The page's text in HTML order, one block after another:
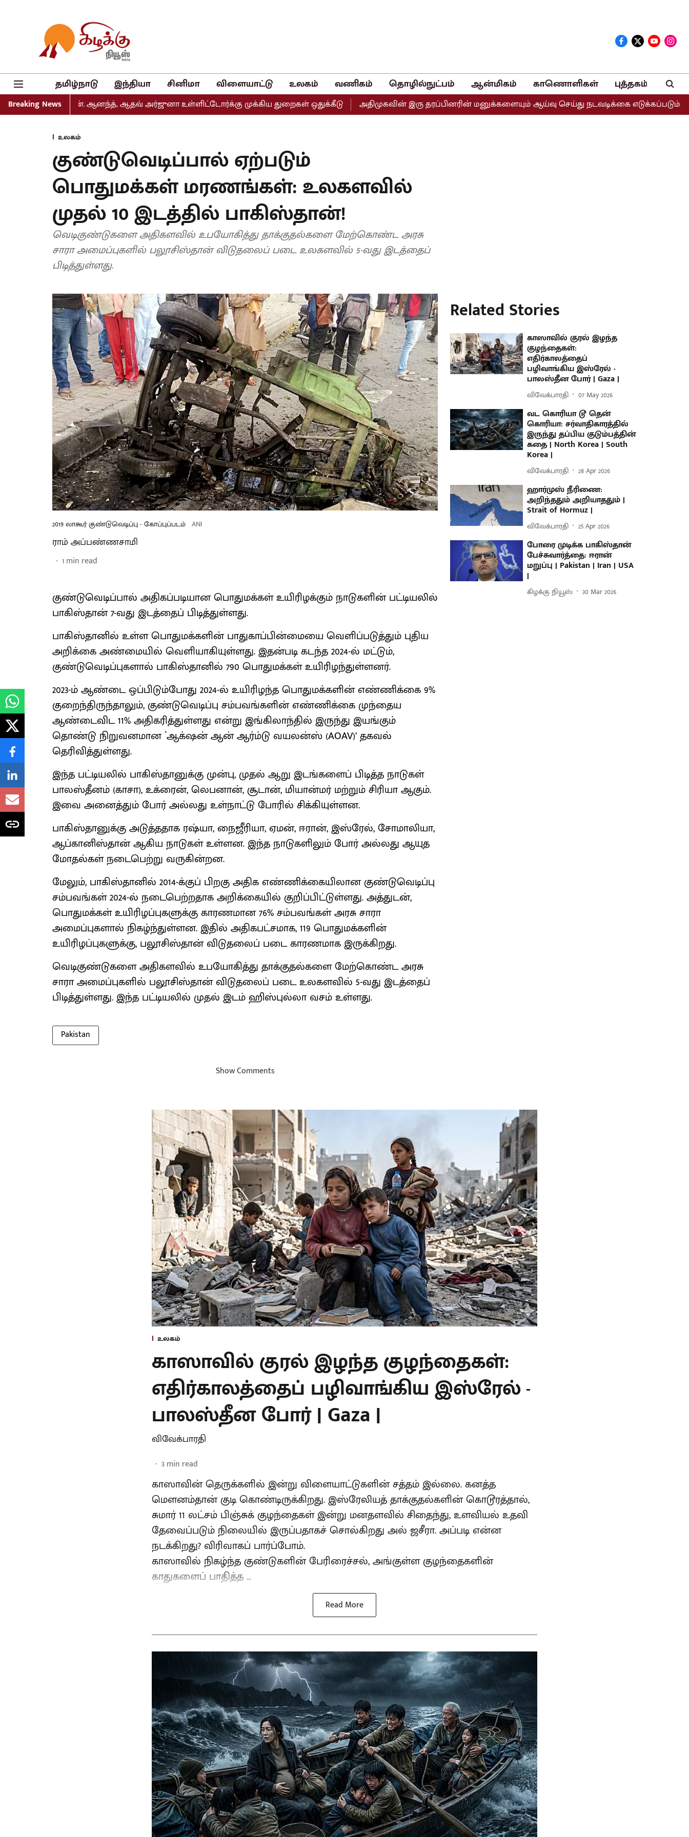
தமிழ்நாடு இந்தியா சினிமா விளையாட்டு உலகம் வணிகம் தொழில்நுட்பம் ஆன்மிகம் காணொளிகள் புத்தகம்
Breaking News
விஜய், என். ஆனந்த், ஆதவ் அர்ஜுனா உள்ளிட்டோர்க்கு முக்கிய துறைகள் ஒதுக்கீடு அதிமுகவின் இரு தரப்பினரின் மனுக்களையும் ஆய்வு செய்து நடவடிக்கை எடுக்கப்படும்: சபாநாயகர்
உலகம்
குண்டுவெடிப்பால் ஏற்படும்
பொதுமக்கள் மரணங்கள்: உலகளவில்
முதல் 10 இடத்தில் பாகிஸ்தான்!
வெடிகுண்டுகளை அதிகளவில் உபயோகித்து தாக்குதல்களை மேற்கொண்ட அரசு
சாரா அமைப்புகளில் பலூசிஸ்தான் விடுதலைப் படை உலகளவில் 5-வது இடத்தைப்
பிடித்துள்ளது.
2019 லாகூர் குண்டுவெடிப்பு - கோப்புப்படம் ANI
ராம் அப்பண்ணசாமி
1min read
குண்டுவெடிப்பால் அதிகப்படியான பொதுமக்கள் உயிரிழக்கும் நாடுகளின் பட்டியலில்
பாகிஸ்தான் 7-வது இடத்தைப் பிடித்துள்ளது.
பாகிஸ்தானில் உள்ள பொதுமக்களின் பாதுகாப்பின்மையை வெளிப்படுத்தும் புதிய
அறிக்கை அண்மையில் வெளியாகியுள்ளது. இதன்படி கடந்த 2024-ல் மட்டும்,
குண்டுவெடிப்புகளால் பாகிஸ்தானில் 790 பொதுமக்கள் உயிரிழந்துள்ளனர்.
2023-ம் ஆண்டை ஒப்பிடும்போது 2024-ல் உயிரிழந்த பொதுமக்களின் எண்ணிக்கை 9%
குறைந்திருந்தாலும், குண்டுவெடிப்பு சம்பவங்களின் எண்ணிக்கை முந்தைய
ஆண்டைவிட 11% அதிகரித்துள்ளது என்று இங்கிலாந்தில் இருந்து இயங்கும்
தொண்டு நிறுவனமான `ஆக்‌ஷன் ஆன் ஆர்ம்டு வயலன்ஸ் (AOAV)’ தகவல்
தெரிவித்துள்ளது.
இந்த பட்டியலில் பாகிஸ்தானுக்கு முன்பு, முதல் ஆறு இடங்களைப் பிடித்த நாடுகள்
பாலஸ்தீனம் (காசா), உக்ரைன், லெபனான், சூடான், மியான்மர் மற்றும் சிரியா ஆகும்.
இவை அனைத்தும் போர் அல்லது உள்நாட்டு போரில் சிக்கியுள்ளன.
பாகிஸ்தானுக்கு அடுத்ததாக ரஷ்யா, நைஜீரியா, ஏமன், ஈரான், இஸ்ரேல், சோமாலியா,
ஆப்கானிஸ்தான் ஆகிய நாடுகள் உள்ளன. இந்த நாடுகளிலும் போர் அல்லது ஆயுத
மோதல்கள் நடைபெற்று வருகின்றன.
மேலும், பாகிஸ்தானில் 2014-க்குப் பிறகு அதிக எண்ணிக்கையிலான குண்டுவெடிப்பு
சம்பவங்கள் 2024-ல் நடைபெற்றதாக அறிக்கையில் குறிப்பிட்டுள்ளது. அத்துடன்,
பொதுமக்கள் உயிரிழப்புகளுக்கு காரணமான 76% சம்பவங்கள் அரசு சாரா
அமைப்புகளால் நிகழ்ந்துள்ளன. இதில் அதிகபட்சமாக, 119 பொதுமக்களின்
உயிரிழப்புகளுக்கு, பலூசிஸ்தான் விடுதலைப் படை காரணமாக இருக்கிறது.
வெடிகுண்டுகளை அதிகளவில் உபயோகித்து தாக்குதல்களை மேற்கொண்ட அரசு
சாரா அமைப்புகளில் பலூசிஸ்தான் விடுதலைப் படை உலகளவில் 5-வது இடத்தைப்
பிடித்துள்ளது. இந்த பட்டியலில் முதல் இடம் ஹிஸ்புல்லா வசம் உள்ளது.
Pakistan
Show Comments
Related Stories
காஸாவில் குரல் இழந்த
குழந்தைகள்:
எதிர்காலத்தைப்
பழிவாங்கிய இஸ்ரேல் -
பாலஸ்தீன போர் | Gaza |
விவேக்பாரதி 07 May 2026
வட கொரியா டூ தென்
கொரியா: சர்வாதிகாரத்தில்
இருந்து தப்பிய குடும்பத்தின்
கதை | North Korea | South
Korea |
விவேக்பாரதி 28 Apr 2026
ஹார்முஸ் நீரிணை:
அறிந்ததும் அறியாததும் |
Strait of Hormuz |
விவேக்பாரதி 25 Apr 2026
போரை முடிக்க பாகிஸ்தான்
பேச்சுவார்த்தை: ஈரான்
மறுப்பு | Pakistan | Iran | USA
|
கிழக்கு நியூஸ் 30 Mar 2026
உலகம்
காஸாவில் குரல் இழந்த குழந்தைகள்:
எதிர்காலத்தைப் பழிவாங்கிய இஸ்ரேல் -
பாலஸ்தீன போர் | Gaza |
விவேக்பாரதி
3min read
காஸாவின் தெருக்களில் இன்று விளையாட்டுகளின் சத்தம் இல்லை. கனத்த
மௌனம்தான் குடி கொண்டிருக்கிறது. இஸ்ரேலியத் தாக்குதல்களின் கொடூரத்தால்,
சுமார் 11 லட்சம் பிஞ்சுக் குழந்தைகள் இன்று மனதளவில் சிதைந்து, உளவியல் உதவி
தேவைப்படும் நிலையில் இருப்பதாகச் சொல்கிறது அல் ஜசீரா. அப்படி என்ன
நடக்கிறது? விரிவாகப் பார்ப்போம்.
காஸாவில் நிகழ்ந்த குண்டுகளின் பேரிரைச்சல், அங்குள்ள குழந்தைகளின்
காதுகளைப் பாதித்த ...
Read More